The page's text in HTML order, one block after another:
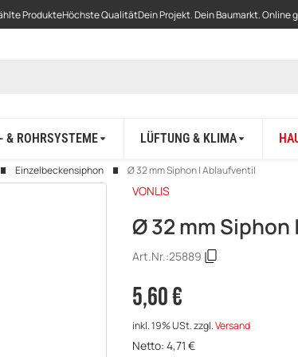
ProdukteHöchste QualitätDein Projekt. Dein Baumarkt. Online
& ROHRSYSTEME LÜFTUNG & KLIMA
Einzelbeckensiphon Ø 32 mm Siphon | Ablaufventil
VONLIS
Ø 32 mm
Art.Nr.:25889
5,60 €
inkl. 19% USt.zzgl.Versand
Netto: 4,71 €